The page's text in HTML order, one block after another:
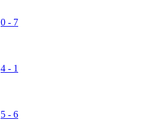
0 - 7
4 - 1
5 - 6